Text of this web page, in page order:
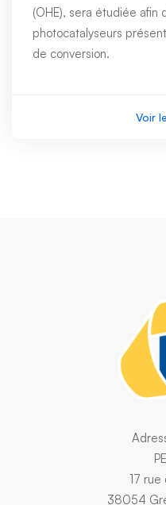
(OHE), sera étudiée afin
photocatalyseurs
de conversion.
Voir
17 rue
38054